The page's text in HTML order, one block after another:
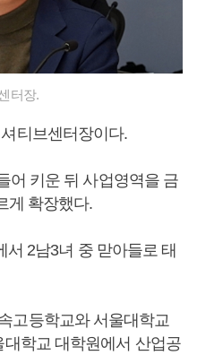
터장.
티브센터장이다.
어 키운 뒤 사업영역을 금
게 확장했다.
2남3녀 중 맏아들로 태
고등학교와 서울대학교
학교 대학원에서 산업공